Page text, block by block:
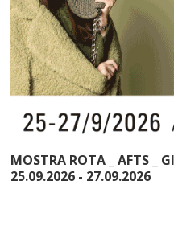
MOSTRA ROTA _ AFTS _
25.09.2026 - 27.09.2026